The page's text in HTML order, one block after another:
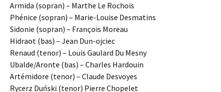
Armida (sopran) – Marthe Le Rochois
Phénice (sopran) – Marie-Louise Desmatins
Sidonie (sopran) – François Moreau
Hidraot (bas) – Jean Dun-ojciec
Renaud (tenor) – Louis Gaulard Du Mesny
Ubalde/Aronte (bas) – Charles Hardouin
Artémidore (tenor) – Claude Desvoyes
Rycerz Duński (tenor) Pierre Chopelet